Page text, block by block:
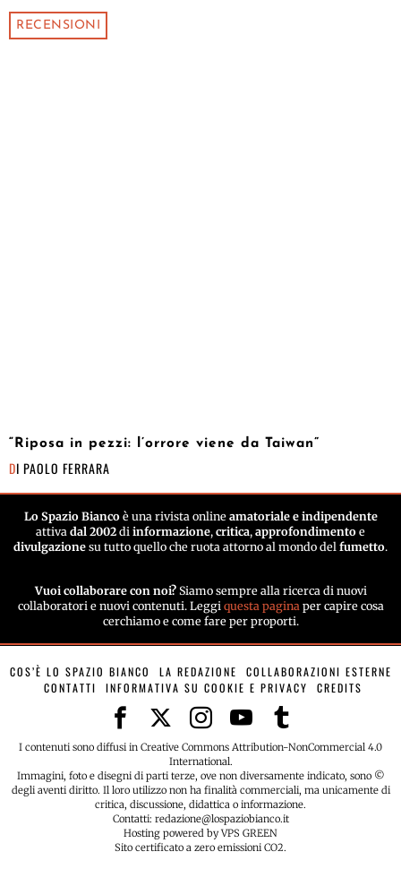
RECENSIONI
“Riposa in pezzi: l’orrore viene da Taiwan”
DI PAOLO FERRARA
Lo Spazio Biancoè una rivista online amatoriale e indipendente
attiva dal 2002 di informazione, critica, approfondimento e
divulgazione su tutto quello che ruota attorno al mondo del fumetto.
Vuoi collaborare con noi? Siamo sempre alla ricerca di nuovi
collaboratori e nuovi contenuti. Leggi questa paginaper capire cosa
cerchiamo e come fare per proporti.
COS’È LO SPAZIO BIANCO LA REDAZIONE
COLLABORAZIONI ESTERNE
CONTATTI
INFORMATIVA SU COOKIE E PRIVACY CREDITS
I contenuti sono diffusi in Creative Commons Attribution-NonCommercial 4.0
International.
Immagini, foto e disegni di parti terze, ove non diversamente indicato, sono ©
degli aventi diritto. Il loro utilizzo non ha finalità commerciali, ma unicamente di
critica, discussione, didattica o informazione.
Contatti: redazione@lospaziobianco.it
Hosting powered by VPS GREEN
Sito certificato a zero emissioni CO2.